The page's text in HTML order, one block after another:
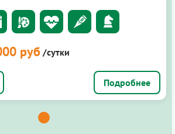
руб /сутки
Подробнее